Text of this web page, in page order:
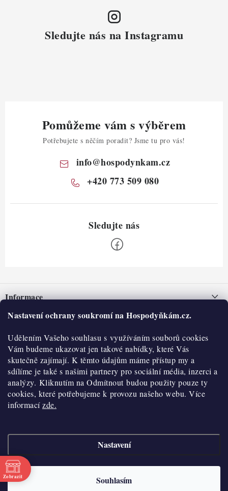
Nastavení ochrany soukromí na Hospodyňkám.cz.
Udělením Vašeho souhlasu s využíváním souborů cookies
Vám budeme ukazovat jen takové nabídky, které Vás
skutečně zajímají. K těmto údajům máme přístup my a
sdílíme je také s našimi partnery pro sociální média, inzerci a
analýzy. Kliknutím na Odmítnout budou použity pouze ty
cookies, které potřebujeme k provozu našeho webu. Více
informacízde.
Nastavení
Souhlasím
Sledujte nás na Instagramu
Pomůžeme vám s výběrem
Potřebujete s něčím poradit? Jsme tu pro vás!
info@hospodynkam.cz
+420 773 509 080
pInformace
Nepřevzetí zásilky na dobírku
Obchodní podmínky
Hodnocení obchodu
Blog
Moje objednávka
O nás
Historie
Kontakty
O nákupu
Reklamace a vratky
Výdejní místa
Velkoobchod
Vytvořil Shoptet
Copyright 2026
cookies
Zobrazit